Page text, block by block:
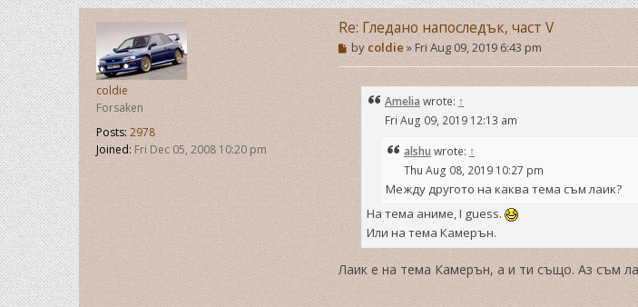
coldie
Forsaken
Posts: 2978
Joined:Fri Dec 05, 2008 10:20 pm
Re: Гледано напоследък, част V
P
o
s
t
bycoldie»Fri Aug 09, 2019 6:43 pm
Amelia wrote: ↑
Fri Aug 09, 2019 12:13 am
alshu wrote: ↑
Thu Aug 08, 2019 10:27 pm
Между другото на каква тема съм лаик?
На тема аниме, I guess.
Или на тема Камерън.
Лаик е на тема Камерън, а и ти също. Аз съм